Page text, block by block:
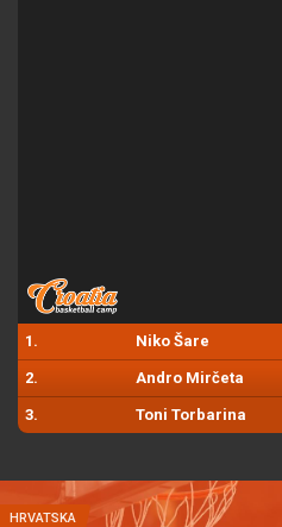
1. Niko Šare
2. Andro Mirčeta
3. Toni Torbarina
HRVATSKA